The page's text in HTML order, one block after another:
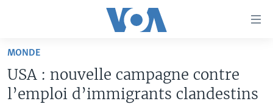
Retour
AFRIQUE
TV
MONDE
USA : nouvelle campagne contre
l’emploi d’immigrants clandestins